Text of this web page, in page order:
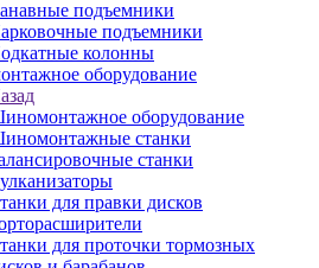
подъемники
подъемники
колонны
оборудование
оборудование
станки
станки
для правки дисков
для проточки тормозных